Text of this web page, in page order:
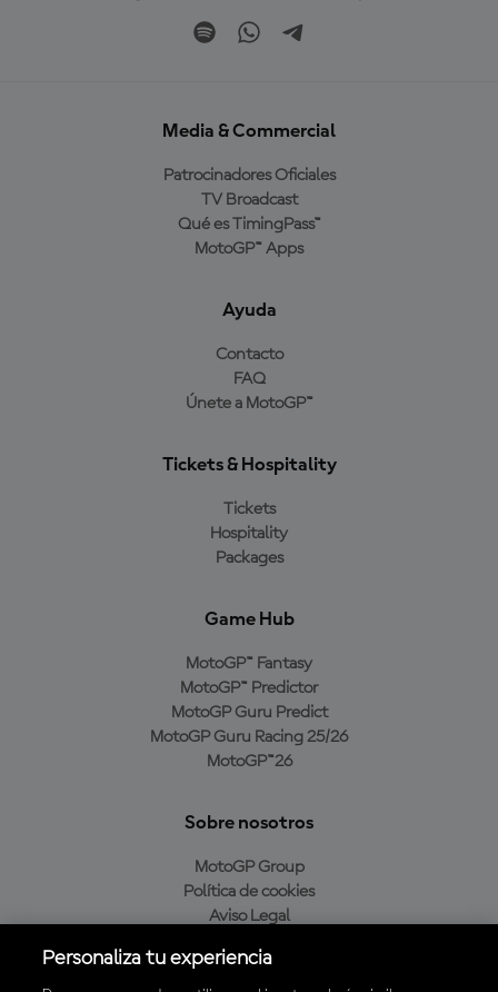
Media & Commercial
Patrocinadores Oficiales
TV Broadcast
Qué es TimingPass™
MotoGP™ Apps
Ayuda
Contacto
FAQ
Únete a MotoGP™
Tickets & Hospitality
Tickets
Hospitality
Packages
Game Hub
MotoGP™ Fantasy
MotoGP™ Predictor
MotoGP Guru Predict
MotoGP Guru Racing 25/26
MotoGP™26
Sobre nosotros
MotoGP Group
Política de cookies
Aviso Legal
Política de compra
Personaliza tu experiencia